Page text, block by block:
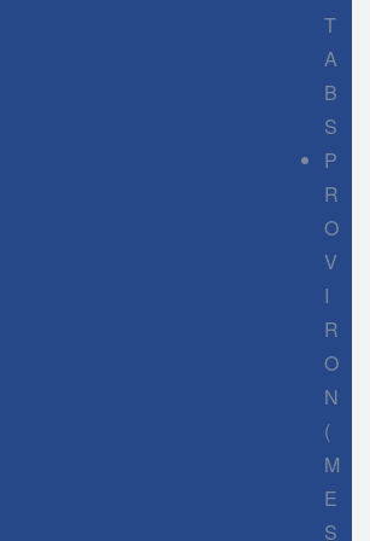
T
A
B
S
P
R
O
V
I
R
O
N
(
M
E
S